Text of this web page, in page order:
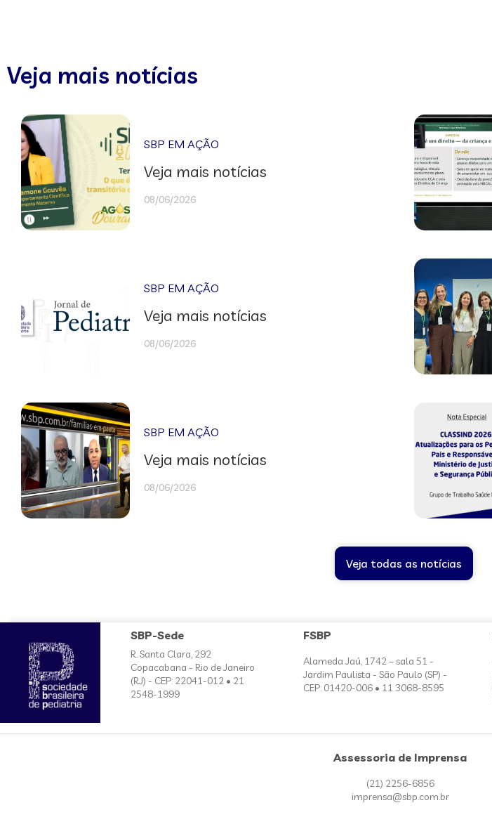
Veja mais notícias
SBP EM AÇÃO
Veja mais notícias
08/06/2026
SBP EM AÇÃO
Veja mais notícias
08/06/2026
SBP EM AÇÃO
Veja mais notícias
08/06/2026
Veja todas as notícias
SBP-Sede
R. Santa Clara, 292
Copacabana - Rio de Janeiro
(RJ) - CEP: 22041-012 • 21
2548-1999
FSBP
Alameda Jaú, 1742 – sala 51 -
Jardim Paulista - São Paulo (SP) -
CEP: 01420-006 • 11 3068-8595
Assessoria de Imprensa
(21) 2256-6856
imprensa@sbp.com.br